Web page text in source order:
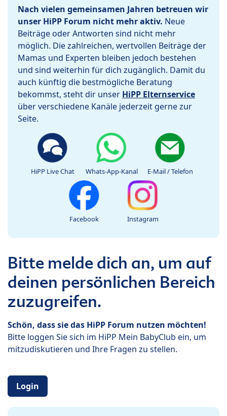
Nach vielen gemeinsamen Jahren betreuen wir
unser HiPP Forum nicht mehr aktiv. Neue
Beiträge oder Antworten sind nicht mehr
möglich. Die zahlreichen, wertvollen Beiträge der
Mamas und Experten bleiben jedoch bestehen
und sind weiterhin für dich zugänglich. Damit du
auch künftig die bestmögliche Beratung
bekommst, steht dir unser HiPP Elternservice
über verschiedene Kanäle jederzeit gerne zur
Seite.
HiPP Live Chat Whats-App-Kanal E-Mail / Telefon
Facebook Instagram
Bitte melde dich an, um auf
deinen persönlichen Bereich
zuzugreifen.
Schön, dass sie das HiPP Forum nutzen möchten!
Bitte loggen Sie sich im HiPP Mein BabyClub ein, um
mitzudiskutieren und Ihre Fragen zu stellen.
Login